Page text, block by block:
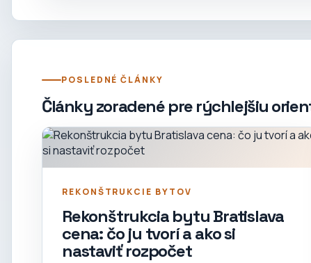
POSLEDNÉ ČLÁNKY
Články zoradené pre rýchlejšiu
REKONŠTRUKCIE BYTOV
Rekonštrukcia bytu Bratislava
cena: čo ju tvorí a ako si
nastaviť rozpočet